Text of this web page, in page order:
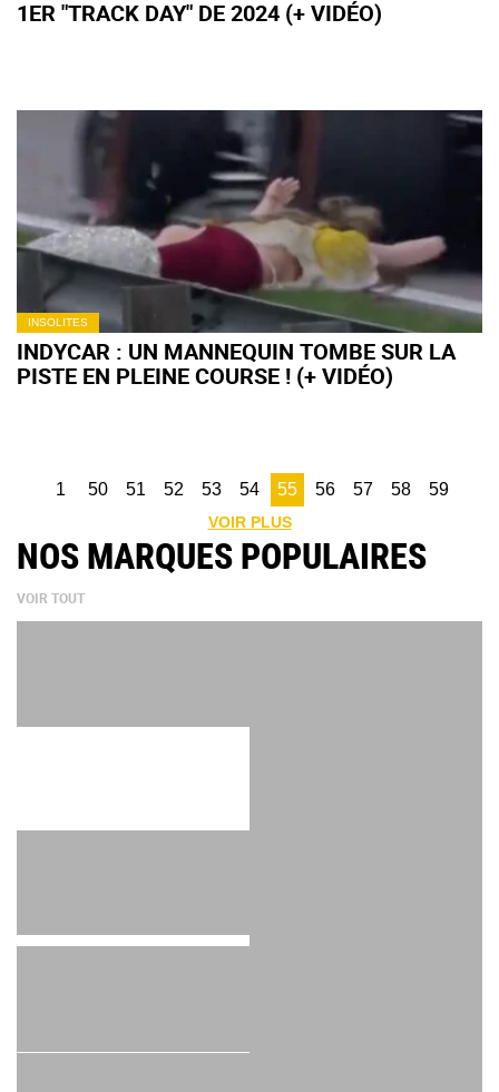
1ER "TRACK DAY" DE 2024 (+ VIDÉO)
INSOLITES
INDYCAR : UN MANNEQUIN TOMBE SUR LA
PISTE EN PLEINE COURSE ! (+ VIDÉO)
1 50 51 52 53 54 55 56 57 58 59
VOIR PLUS
NOS MARQUES POPULAIRES
VOIR TOUT